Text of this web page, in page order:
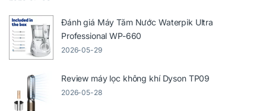
Đánh giá Máy Tăm Nước Waterpik Ultra
Professional WP-660
2026-05-29
Review máy lọc không khí Dyson TP09
2026-05-28